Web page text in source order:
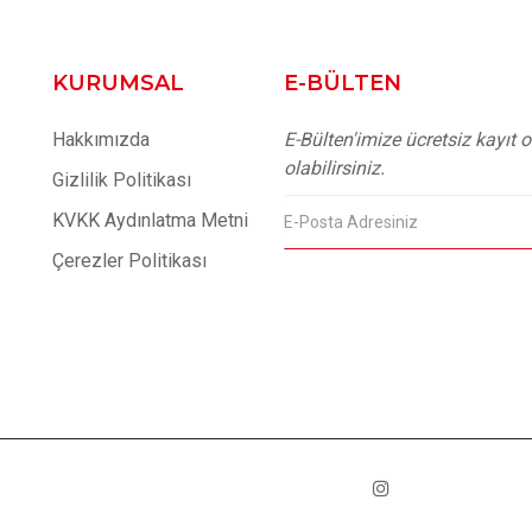
KURUMSAL
Hakkımızda
Gizlilik Politikası
KVKK Aydınlatma Metni
Çerezler Politikası
E-BÜLTEN
E-Bülten'imize ücretsiz kayıt
olabilirsiniz.